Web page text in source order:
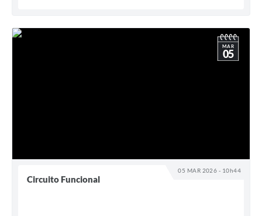
05 MAR 2026 - 10h44
MAR
05
Circuito Funcional